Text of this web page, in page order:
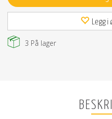
Legg
3 På lager